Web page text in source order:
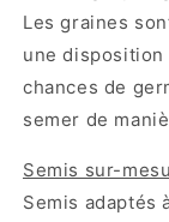
Les graines
une
chances de
semer de
Semis sur-
Semis adaptés